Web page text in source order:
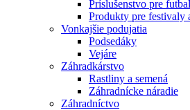
Príslušenstvo pre futbal
Produkty pre festivaly
Vonkajšie podujatia
Podsedáky
Vejáre
Záhradkárstvo
Rastliny a semená
Záhradnícke náradie
Záhradníctvo